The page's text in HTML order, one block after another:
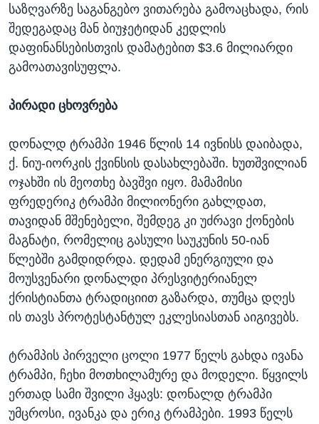
საზღვარზე საგანგებო ვითარება გამოაცხადა, რის
შედეგადაც მან ბიუჯეტიდან კედლის
დაფინანსებისთვის დამატებით $3.6 მილიარდი
გამოათავისუფლა.
პირადი ცხოვრება
დონალდ ტრამპი 1946 წლის 14 ივნისს დაიბადა,
ქ. ნიუ-იორკის ქვინსის დასახლებაში. ხუთშვილიან
ოჯახში ის მეოთხე ბავშვი იყო. მამამისი
ფრედერიკ ტრამპი მილიონერი გახლდათ,
თავიდან მშენებელი, შემდეგ კი უძრავი ქონების
მაგნატი, რომელიც გასული საუკუნის 50-იან
წლებში გამდიდრდა. დედამ ენერგიული და
მოუსვენარი დონალდი პრესვიტერიანელ
ქრისტიანთა ტრადიციით გაზარდა, თუმცა დღეს
ის თავს პროტესტანტულ ეკლესიასთან აიგივებს.
ტრამპის პირველი ცოლი 1977 წელს გახდა ივანა
ტრამპი, ჩეხი მოთხილამურე და მოდელი. წყვილს
ერთად სამი შვილი ჰყავს: დონალდ ტრამპი
უმცროსი, ივანკა და ერიკ ტრამპები. 1993 წელს